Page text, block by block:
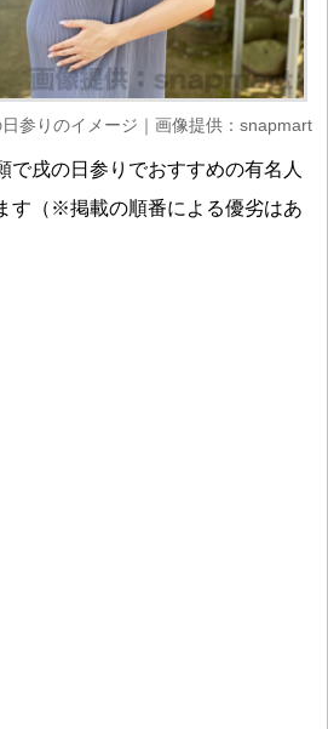
参りのイメージ｜画像提供：snapmart
で戌の日参りでおすすめの有名人
す（※掲載の順番による優劣はあ